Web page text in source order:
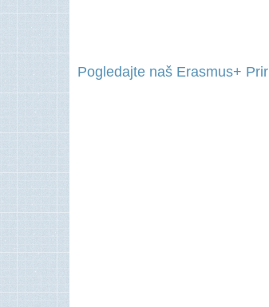
Pogledajte naš Erasmus+